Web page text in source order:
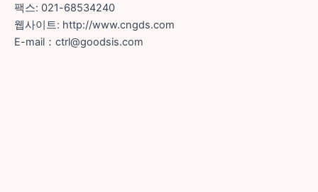
팩스: 021-68534240
웹사이트: http://www.cngds.com
E-mail：ctrl@goodsis.com